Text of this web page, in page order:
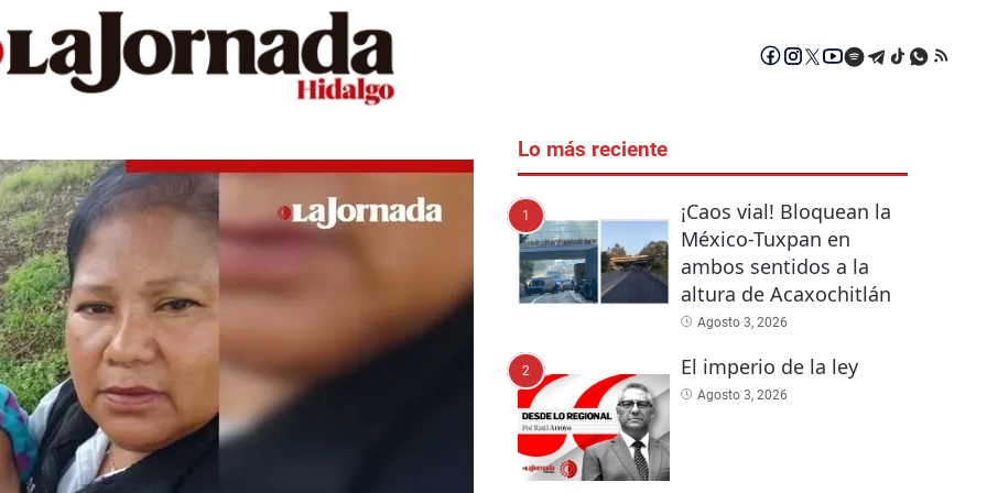
Lo más reciente
1
¡Caos vial! Bloquean la
México-Tuxpan en
ambos sentidos a la
altura de Acaxochitlán
Agosto 3, 2026
2 El imperio de la ley
Agosto 3, 2026